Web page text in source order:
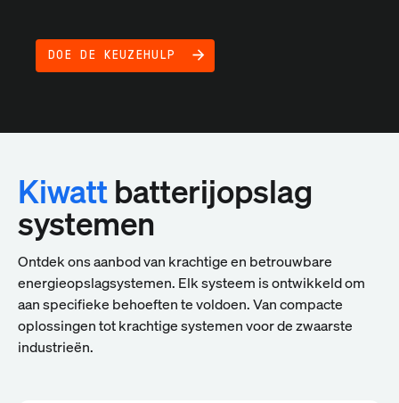
DOE DE KEUZEHULP
Kiwattbatterijopslag
systemen
Ontdek ons aanbod van krachtige en betrouwbare
energieopslagsystemen. Elk systeem is ontwikkeld om
aan specifieke behoeften te voldoen. Van compacte
oplossingen tot krachtige systemen voor de zwaarste
industrieën.